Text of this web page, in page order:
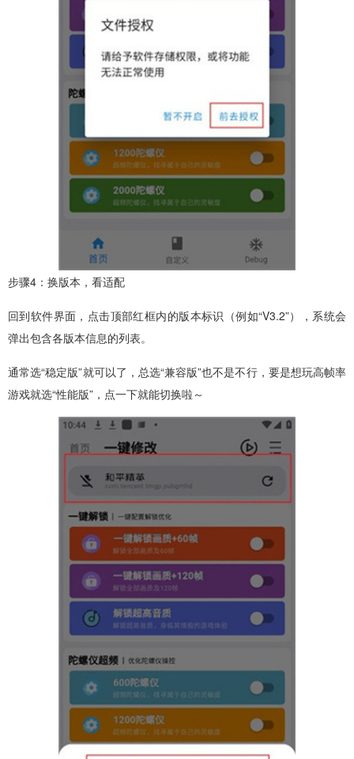
步骤4：换版本，看适配
回到软件界面，点击顶部红框内的版本标识（例如“V3.2”），系统会
弹出包含各版本信息的列表。
通常选“稳定版”就可以了，总选“兼容版”也不是不行，要是想玩高帧率
游戏就选“性能版”，点一下就能切换啦～